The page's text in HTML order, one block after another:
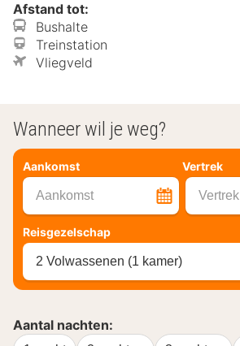
Afstand tot:
Bushalte
Treinstation
Vliegveld
Wanneer wil je weg?
Aankomst Vertrek
Aankomst Vertrek
Reisgezelschap
2 Volwassenen (1 kamer)
Aantal nachten: